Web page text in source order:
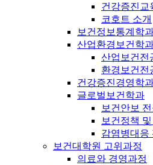
건강증진교
코호트 소개
보건정보통계학
산업환경보건학
산업보건전
환경보건전
건강증진경영학
글로벌보건학과
보건안보
보건정책
감염병대응
보건대학원 고위과정
의료와 경영과정